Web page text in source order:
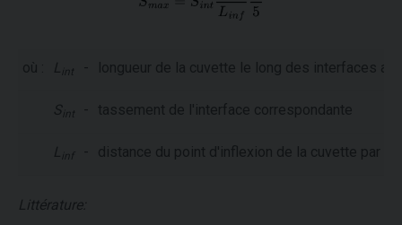
où : L int - longueur de la cuvette le long des interfaces
S int - tassement de l'interface correspondante
L inf - distance du point d'inflexion de la cuvette par
Littérature: